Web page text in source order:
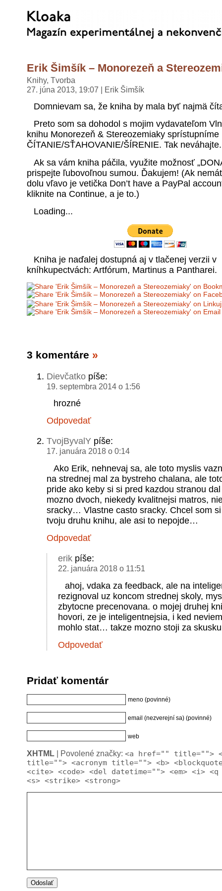
Erik Šimšík – Monorezeň a
Knihy, Tvorba
27. júna 2013, 19:07 | Erik Šimšík
Domnievam sa, že kniha by mala byť najmä
Preto som sa dohodol s mojim vydavateľom
knihu Monorezeň & Stereozemiaky sprístupníme
ČÍTANIE/SŤAHOVANIE/ŠÍRENIE. Tak neváhajte.
Ak sa vám kniha páčila, využite možnosť
prispejte ľubovoľnou sumou. Ďakujem! (Ak
dolu vľavo je vetička Don’t have a PayPal
kliknite na Continue, a je to.)
Loading...
Kniha je naďalej dostupná aj v tlačenej verzii v
kníhkupectvách: Artfórum, Martinus a Pantharei.
3 komentáre »
Dievčatko píše:
19. septembra 2014 o 1:56
hrozné
Odpovedať
TvojByvalY píše:
17. januára 2018 o 0:14
Ako Erik, nehnevaj sa, ale toto myslis
na strednej mal za bystreho chalana, ale
pride ako keby si si pred kazdou stranou
mozno dvoch, niekedy kvalitnejsi matros,
sracky… Vlastne casto sracky. Chcel som
tvoju druhu knihu, ale asi to nepojde…
Odpovedať
erik píše:
22. januára 2018 o 11:51
ahoj, vdaka za feedback, ale na
rezignoval uz koncom strednej skoly,
zbytocne precenovana. o mojej druhej
hovori, ze je inteligentnejsia, i ked
mohlo stat… takze mozno stoji za skusku
Odpovedať
Pridať komentár
meno (povinné)
email (nezverejní sa) (povinné)
web
XHTML | Povolené značky: <a href="" title="">
title=""> <acronym title=""> <b>
<cite> <code> <del datetime=""> <em> <i>
<s> <strike> <strong>